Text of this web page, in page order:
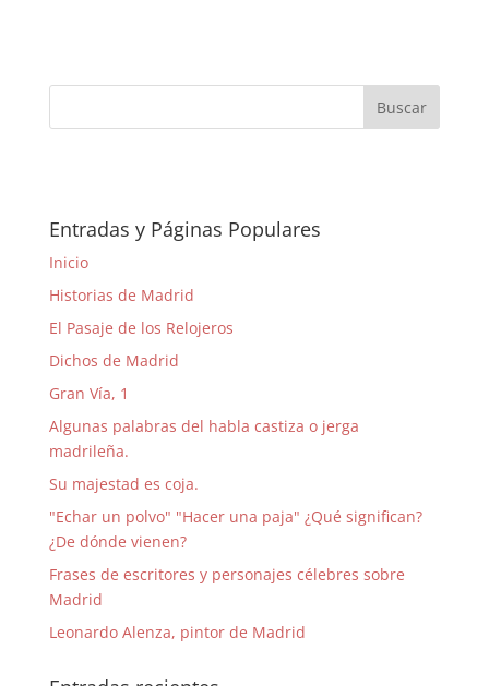
Entradas y Páginas Populares
Inicio
Historias de Madrid
El Pasaje de los Relojeros
Dichos de Madrid
Gran Vía, 1
Algunas palabras del habla castiza o jerga
madrileña.
Su majestad es coja.
"Echar un polvo" "Hacer una paja" ¿Qué significan?
¿De dónde vienen?
Frases de escritores y personajes célebres sobre
Madrid
Leonardo Alenza, pintor de Madrid